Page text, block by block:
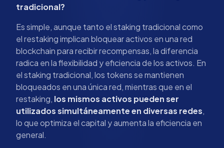
tradicional?
Es simple, aunque tanto el staking tradicional como
el restaking implican bloquear activos en una red
blockchain para recibir recompensas, la diferencia
radica en la flexibilidad y eficiencia de los activos. En
el staking tradicional, los tokens se mantienen
bloqueados en una única red, mientras que en el
restaking, los mismos activos pueden ser
utilizados simultáneamente en diversas redes,
lo que optimiza el capital y aumenta la eficiencia en
general.